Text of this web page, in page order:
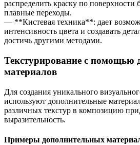
распределить краску по поверхности
плавные переходы.
— **Кистевая техника**: дает
интенсивность цвета и создавать
достичь другими методами.
Текстурирование с помощью
материалов
Для создания уникального
используют дополнительные
различных текстур в композицию
выразительность.
Примеры дополнительных